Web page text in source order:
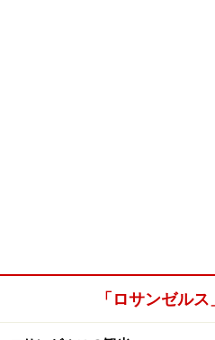
「ロサンゼル